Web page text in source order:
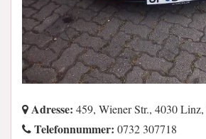
Adresse: 459, Wiener Str., 4030 Linz,
Telefonnummer: 0732 307718